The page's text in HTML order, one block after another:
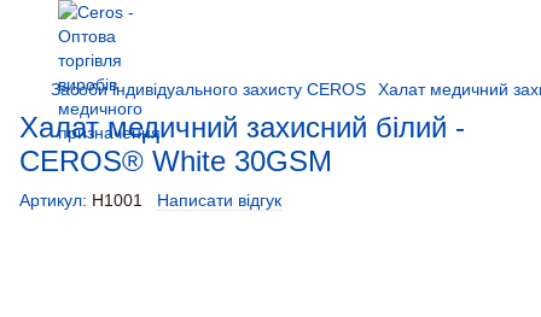
Засоби індивідуального захисту CEROS Халат медичний
Халат медичний захисний білий -
CEROS® White 30GSM
Артикул: H1001 Написати відгук